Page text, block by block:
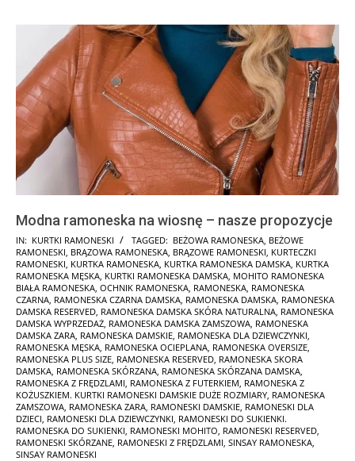
Modna ramoneska na wiosnę – nasze propozycje
2025-
01-
30
IN: KURTKI RAMONESKI TAGGED: BEŻOWA RAMONESKA BEŻOWE
RAMONESKI BRĄZOWA RAMONESKA BRĄZOWE RAMONESKI KURTECZKI
RAMONESKI KURTKA RAMONESKA KURTKA RAMONESKA DAMSKA KURTKA
RAMONESKA MĘSKA KURTKI RAMONESKA DAMSKA MOHITO RAMONESKA
BIAŁA RAMONESKA OCHNIK RAMONESKA RAMONESKA RAMONESKA
CZARNA RAMONESKA CZARNA DAMSKA RAMONESKA DAMSKA RAMONESKA
DAMSKA RESERVED RAMONESKA DAMSKA SKÓRA NATURALNA RAMONESKA
DAMSKA WYPRZEDAŻ RAMONESKA DAMSKA ZAMSZOWA RAMONESKA
DAMSKA ZARA RAMONESKA DAMSKIE RAMONESKA DLA DZIEWCZYNKI
RAMONESKA MĘSKA RAMONESKA OCIEPLANA RAMONESKA OVERSIZE
RAMONESKA PLUS SIZE RAMONESKA RESERVED RAMONESKA SKORA
DAMSKA RAMONESKA SKÓRZANA RAMONESKA SKÓRZANA DAMSKA
RAMONESKA Z FRĘDZLAMI RAMONESKA Z FUTERKIEM RAMONESKA Z
KOŻUSZKIEM. KURTKI RAMONESKI DAMSKIE DUŻE ROZMIARY RAMONESKA
ZAMSZOWA RAMONESKA ZARA RAMONESKI DAMSKIE RAMONESKI DLA
DZIECI RAMONESKI DLA DZIEWCZYNKI RAMONESKI DO SUKIENKI.
RAMONESKA DO SUKIENKI RAMONESKI MOHITO RAMONESKI RESERVED
RAMONESKI SKÓRZANE RAMONESKI Z FRĘDZLAMI SINSAY RAMONESKA
SINSAY RAMONESKI